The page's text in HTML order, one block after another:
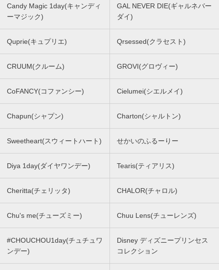
Candy Magic 1day(キャンディ
ーマジック)
GAL NEVER DIE(ギャルネバー
ダイ)
Quprie(キュプリエ) Qrsessed(クラセスト)
CRUUM(クルーム) GROVI(グロヴィー)
CoFANCY(コファンシー) Cielumei(シエルメイ)
Chapun(シャプン) Charton(シャルトン)
Sweetheart(スウィートハート) せかいのふるーりー
Diya 1day(ダイヤワンデー) Tearis(ティアリス)
Cheritta(チェリッタ) CHALOR(チャロル)
Chu's me(チューズミー) Chuu Lens(チューレンズ)
#CHOUCHOU1day(チュチュワ
ンデー)
Disney ディズニープリンセス
コレクション